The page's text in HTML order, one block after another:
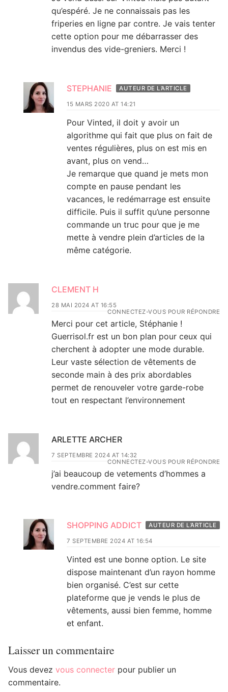
qu’espéré. Je ne connaissais pas les
friperies en ligne par contre. Je vais tenter
cette option pour me débarrasser des
invendus des vide-greniers. Merci !
STEPHANIE AUTEUR DE L’ARTICLE
15 MARS 2020 AT 14:21
Pour Vinted, il doit y avoir un
algorithme qui fait que plus on fait de
ventes régulières, plus on est mis en
avant, plus on vend…
Je remarque que quand je mets mon
compte en pause pendant les
vacances, le redémarrage est ensuite
difficile. Puis il suffit qu’une personne
commande un truc pour que je me
mette à vendre plein d’articles de la
même catégorie.
CLEMENT H
28 MAI 2024 AT 16:55
CONNECTEZ-VOUS POUR RÉPONDRE
Merci pour cet article, Stéphanie !
Guerrisol.fr est un bon plan pour ceux qui
cherchent à adopter une mode durable.
Leur vaste sélection de vêtements de
seconde main à des prix abordables
permet de renouveler votre garde-robe
tout en respectant l’environnement
ARLETTE ARCHER
7 SEPTEMBRE 2024 AT 14:32
CONNECTEZ-VOUS POUR RÉPONDRE
j’ai beaucoup de vetements d’hommes a
vendre.comment faire?
SHOPPING ADDICT AUTEUR DE L’ARTICLE
7 SEPTEMBRE 2024 AT 16:54
Vinted est une bonne option. Le site
dispose maintenant d’un rayon homme
bien organisé. C’est sur cette
plateforme que je vends le plus de
vêtements, aussi bien femme, homme
et enfant.
Laisser un commentaire
Vous devez vous connecter pour publier un
commentaire.